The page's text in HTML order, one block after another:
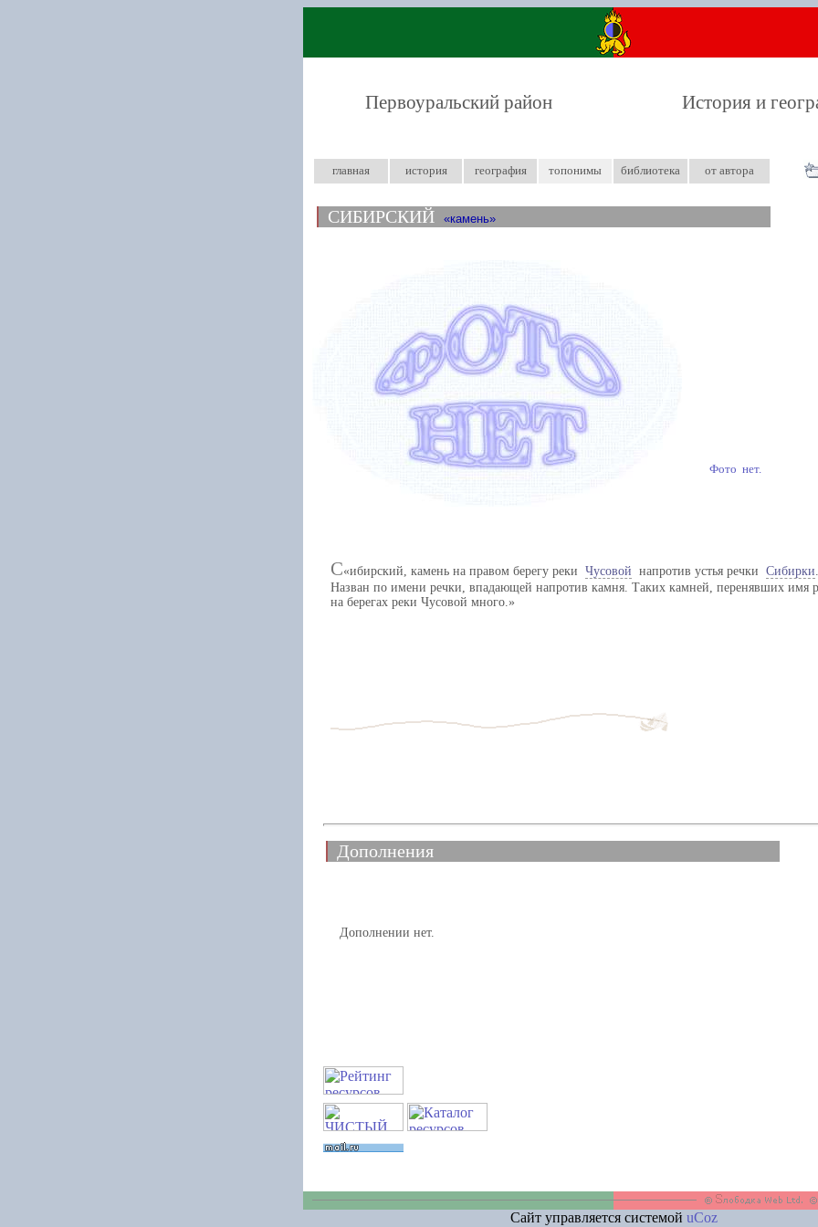
Первоуральский район История и
главная история география топонимы библиотека от автора
СИБИРСКИЙ камень
Фото нет.
С ибирский, камень на правом берегу реки Чусовой напротив устья речки Сибирки
Назван по имени речки, впадающей напротив камня. Таких камней, перенявших имя
на берегах реки Чусовой много.
Дополнения
Дополнении нет.
Сайт управляется системой uCoz